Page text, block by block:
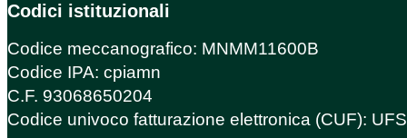
Codici istituzionali
Codice meccanografico: MNMM11600B
Codice IPA: cpiamn
C.F. 93068650204
Codice univoco fatturazione elettronica (CUF):